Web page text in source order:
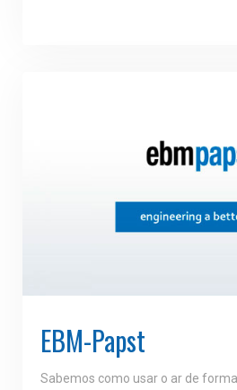
EBM-Papst
Sabemos como usar o ar de